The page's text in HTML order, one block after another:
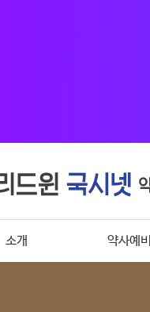
소개 약사예